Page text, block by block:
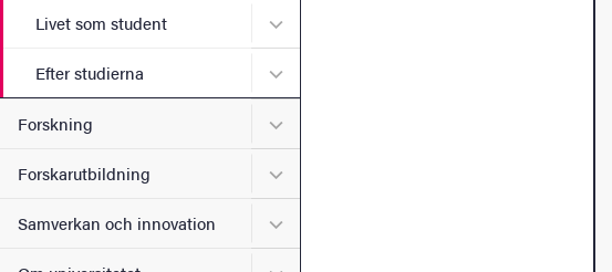
Livet som student Undermeny för Livet som student
Efter studierna Undermeny för Efter studierna
Forskning Undermeny för Forskning
Forskarutbildning Undermeny för Forskarutbildning
Samverkan och innovation Undermeny för Samverkan och innovation